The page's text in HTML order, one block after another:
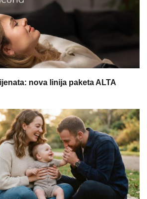
nova linija paketa ALTA